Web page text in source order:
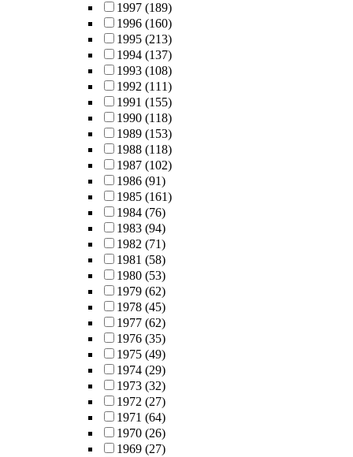
1997 (189)
1996 (160)
1995 (213)
1994 (137)
1993 (108)
1992 (111)
1991 (155)
1990 (118)
1989 (153)
1988 (118)
1987 (102)
1986 (91)
1985 (161)
1984 (76)
1983 (94)
1982 (71)
1981 (58)
1980 (53)
1979 (62)
1978 (45)
1977 (62)
1976 (35)
1975 (49)
1974 (29)
1973 (32)
1972 (27)
1971 (64)
1970 (26)
1969 (27)